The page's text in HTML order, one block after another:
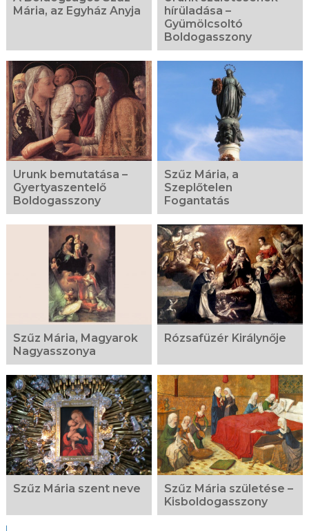
Mária, az Egyház Anyja
hírüladása –
Gyümölcsoltó
Boldogasszony
Urunk bemutatása –
Gyertyaszentelő
Boldogasszony
Szűz Mária, a
Szeplőtelen
Fogantatás
Szűz Mária, Magyarok
Nagyasszonya
Rózsafüzér Királynője
Szűz Mária szent neve
Szűz Mária születése –
Kisboldogasszony